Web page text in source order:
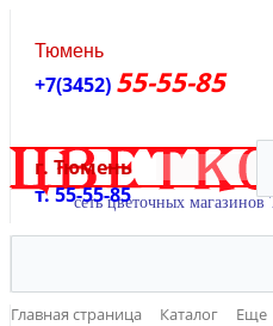
Тюмень
+7(3452) 55-55-85
г. Тюмень
т. 55-55-85
Главная страница Каталог Еще